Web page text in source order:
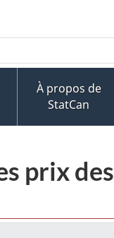
À propos de
StatCan
prix des